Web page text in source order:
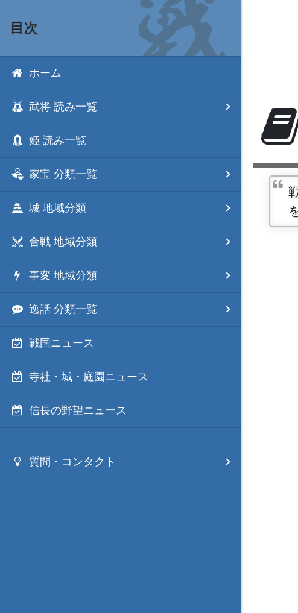
目次
ホーム
武将 読み一覧
姫 読み一覧
家宝 分類一覧
城 地域分類
合戦 地域分類
事変 地域分類
逸話 分類一覧
戦国ニュース
寺社・城・庭園ニュース
信長の野望ニュース
質問・コンタクト